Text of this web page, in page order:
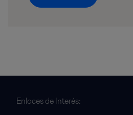
Enlaces de Interés: